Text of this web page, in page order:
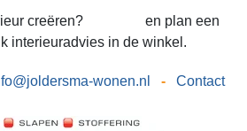
creëren?
en plan een
interieuradvies in de winkel.
wonen.nl - Contact